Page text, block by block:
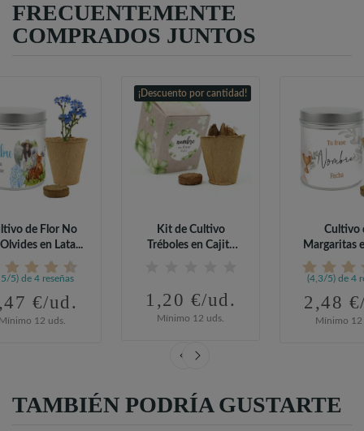
FRECUENTEMENTE
COMPRADOS JUNTOS
de Flor No
en Lata...
5) de 4 reseñas
€/ud.
12 uds.
¡Descuento por cantidad!
Kit de Cultivo
Tréboles en Cajita
1,20 €/ud.
Mínimo 12 uds.
Cultivo
Margaritas
(4,3/5) de 4
2,48
Mínimo 12
TAMBIÉN PODRÍA GUSTARTE